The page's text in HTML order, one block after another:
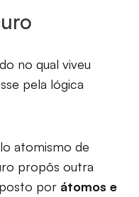
no qual viveu
pela lógica
atomismo de
propôs outra
por átomos e